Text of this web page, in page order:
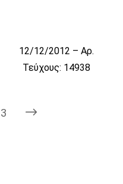
12/12/2012 – Αρ.
Τεύχους: 14938
3